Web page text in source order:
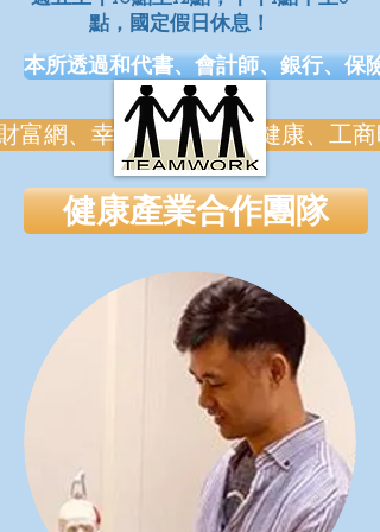
本所透過和代書、會計師、銀行、保
富網、幸福熟齡、早安健康、工
點，國定假日休息！
健康產業合作團隊